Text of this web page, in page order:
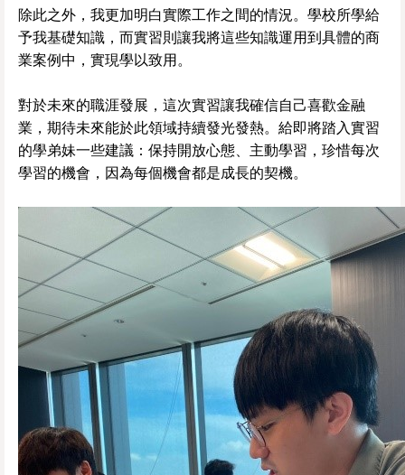
除此之外，我更加明白實際工作之間的情況。學校所學給
予我基礎知識，而實習則讓我將這些知識運用到具體的商
業案例中，實現學以致用。
對於未來的職涯發展，這次實習讓我確信自己喜歡金融
業，期待未來能於此領域持續發光發熱。給即將踏入實習
的學弟妹一些建議：保持開放心態、主動學習，珍惜每次
學習的機會，因為每個機會都是成長的契機。